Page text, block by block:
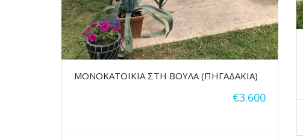
ΜΟΝΟΚΑΤΟΙΚΙΑ ΣΤΗ ΒΟΥΛΑ (ΠΗΓΑΔΑΚΙΑ)
€3.600